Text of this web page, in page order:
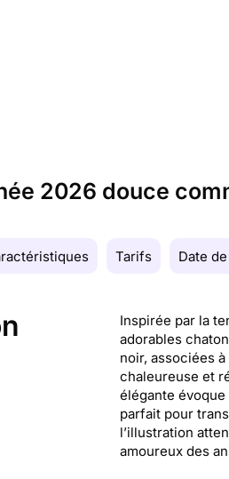
2026 douce
Tarifs Date
Inspirée par la
adorables
noir, associées
chaleureuse et
élégante évoque
parfait pour
l’illustration
amoureux des